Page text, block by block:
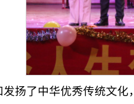
扬了中华优秀传统文